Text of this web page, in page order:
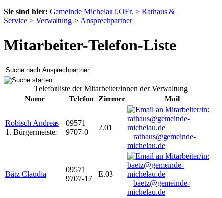
Sie sind hier: Gemeinde Michelau i.OFr. > Rathaus &
Service > Verwaltung > Ansprechpartner
Mitarbeiter-Telefon-Liste
Telefonliste der Mitarbeiter/innen der Verwaltung
Name
Telefon Zimmer Mail
Robisch Andreas
1. Bürgermeister
09571
9707-0
2.01
rathaus@gemeinde-
michelau.de
Bätz Claudia
09571
9707-17
E.03
baetz@gemeinde-
michelau.de